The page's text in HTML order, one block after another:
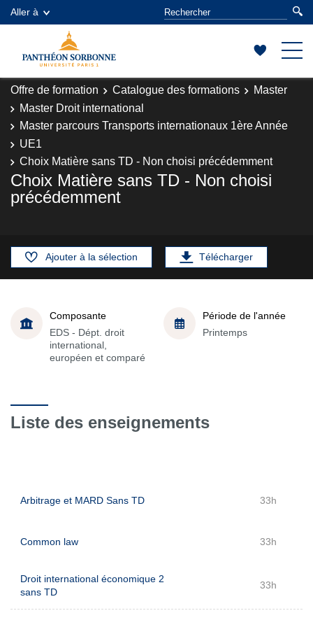
Aller à
Offre de formation Catalogue des formations
Master
Master Droit international
Master parcours Transports internationaux 1ère Année
UE1
Choix Matière sans TD - Non choisi précédemment
Choix Matière sans TD - Non choisi
précédemment
Ajouter à la sélection Télécharger
Composante
EDS - Dépt. droit
international,
européen et comparé
Période de l'année
Printemps
Liste des enseignements
Arbitrage et MARD Sans TD 33h
Common law 33h
Droit international économique 2
sans TD
33h